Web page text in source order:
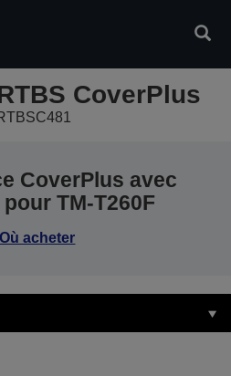
CoverPlus
CoverPlus avec
TM-T260F
Où acheter